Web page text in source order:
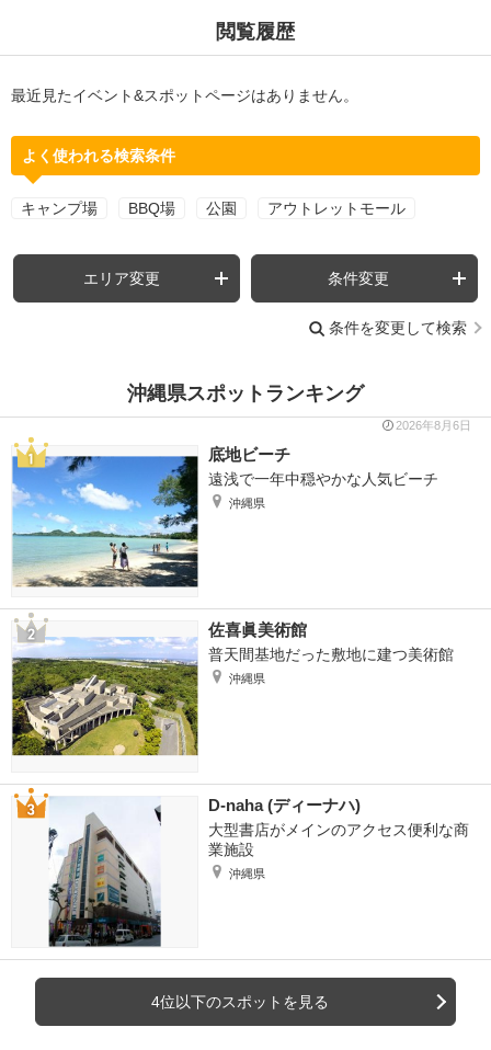
閲覧履歴
最近見たイベント&スポットページはありません。
よく使われる検索条件
キャンプ場 BBQ場 公園 アウトレットモール
エリア変更 条件変更
条件を変更して検索
沖縄県スポットランキング
2026年8月6日
底地ビーチ
遠浅で一年中穏やかな人気ビーチ
沖縄県
佐喜眞美術館
普天間基地だった敷地に建つ美術館
沖縄県
D-naha (ディーナハ)
大型書店がメインのアクセス便利な商
業施設
沖縄県
4位以下のスポットを見る